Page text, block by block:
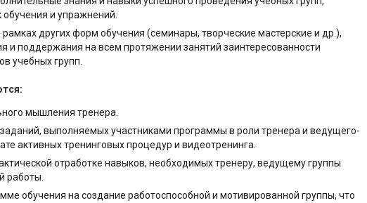
и упражнений.
других форм обучения (семинары, творческие мастерские и др.),
и поддержания на всем протяжении занятий заинтересованности
учебных групп.
мышления тренера.
выполняемых участниками программы в роли тренера и ведущего-
активных тренинговых процедур и видеотренинга.
отработке навыков, необходимых тренеру, ведущему группы
работы.
обучения на создание работоспособной и мотивированной группы, что